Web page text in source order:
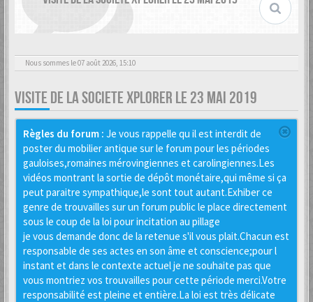
Nous sommes le 07 août 2026, 15:10
VISITE DE LA SOCIETE XPLORER LE 23 MAI 2019
Règles du forum : Je vous rappelle qu il est interdit de
poster du mobilier antique sur le forum pour les périodes
gauloises,romaines mérovingiennes et carolingiennes.Les
vidéos montrant la sortie de dépôt monétaire,qui même si ça
peut paraitre sympathique,le sont tout autant.Exhiber ce
genre de trouvailles sur un forum public le place directement
sous le coup de la loi pour incitation au pillage
je vous demande donc de la retenue s'il vous plait.Chacun est
responsable de ses actes en son âme et conscience;pour l
instant et dans le contexte actuel je ne souhaite pas que
vous montriez vos trouvailles pour cette période merci.Votre
responsabilité est pleine et entière.La loi est très délicate